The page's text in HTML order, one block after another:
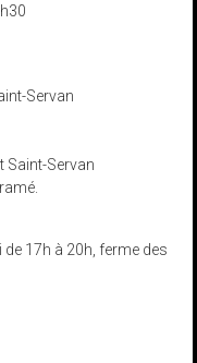
Servan
Saint-Servan
17h à 20h, ferme des